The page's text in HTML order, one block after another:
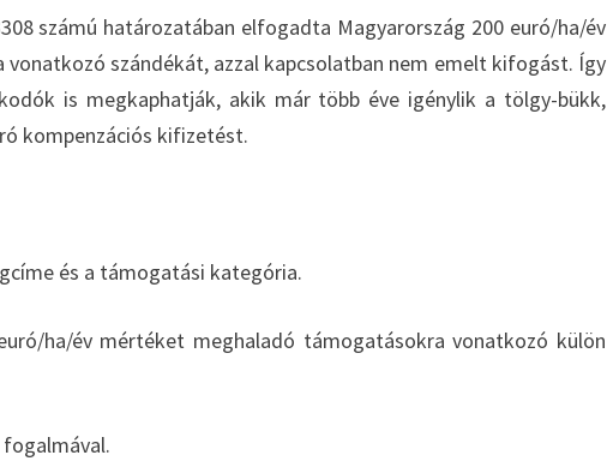
számú határozatában elfogadta Magyarország 200 euró/ha/év
szándékát, azzal kapcsolatban nem emelt kifogást. Így
is megkaphatják, akik már több éve igénylik a tölgy-bükk,
kompenzációs kifizetést.
és a támogatási kategória.
ha/év mértéket meghaladó támogatásokra vonatkozó külön